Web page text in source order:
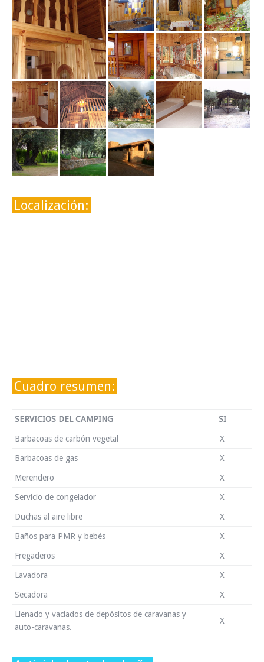
Localización:
Cuadro resumen:
SERVICIOS DEL CAMPING SI
Barbacoas de carbón vegetal X
Barbacoas de gas X
Merendero X
Servicio de congelador X
Duchas al aire libre X
Baños para PMR y bebés X
Fregaderos X
Lavadora X
Secadora X
Llenado y vaciados de depósitos de caravanas y
auto-caravanas.
X